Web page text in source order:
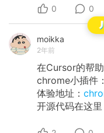
0 0
moikka
2年前
在Cursor的帮
chrome小插件：
体验地址：
开源代码在这里